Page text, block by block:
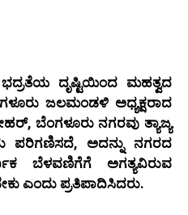
ದೃಷ್ಟಿಯಿಂದ ಮಹತ್ವದ
ಜಲಮಂಡಳಿ ಅಧ್ಯಕ್ಷರಾದ
ಬೆಂಗಳೂರು ನಗರವು ತ್ಯಾಜ್ಯ
ಪರಿಗಣಿಸದೆ, ಅದನ್ನು ನಗರದ
ಬೆಳವಣಿಗೆಗೆ ಅಗತ್ಯವಿರುವ
ಎಂದು ಪ್ರತಿಪಾದಿಸಿದರು.